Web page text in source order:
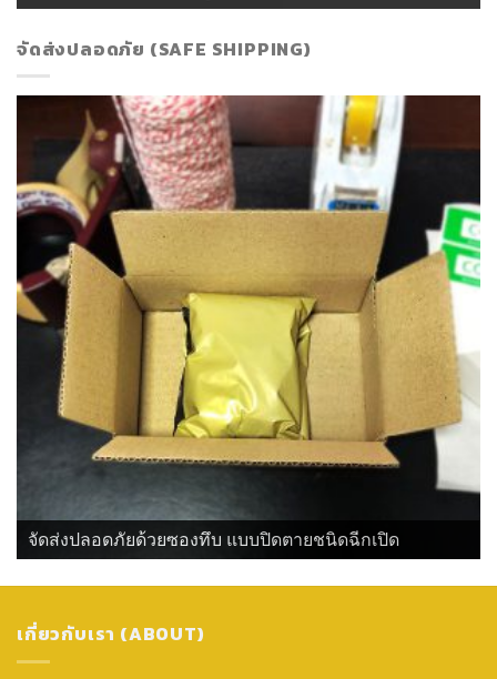
จัดส่งปลอดภัย (SAFE SHIPPING)
จัดส่งปลอดภัยด้วยซองทึบ แบบปิดตายชนิดฉีกเปิด
เกี่ยวกับเรา (ABOUT)